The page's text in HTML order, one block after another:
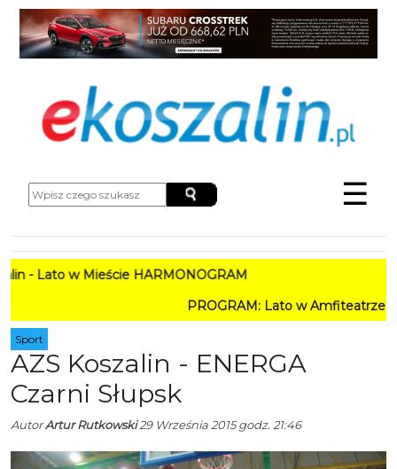
☰
w Mieście HARMONOGRAM
PROGRAM: Lato w Amfiteatrze 2026.
Sport
AZS Koszalin - ENERGA
Czarni Słupsk
AutorArtur Rutkowski29 Września 2015 godz. 21:46